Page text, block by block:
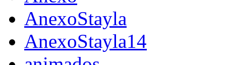
AnexoStayla
AnexoStayla14